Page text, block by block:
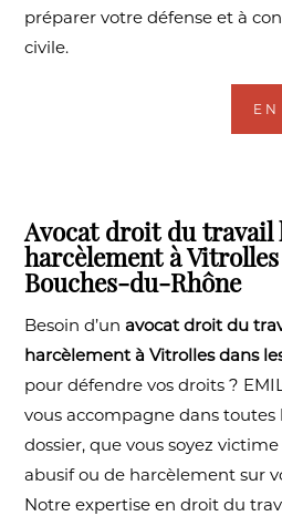
préparer votre défense et à
civile.
Avocat droit du travail
harcèlement à Vitrolles
Bouches-du-Rhône
Besoin d’unavocat droit du
harcèlement à Vitrolles dans
pour défendre vos droits ?
vous accompagne dans toutes
dossier, que vous soyez
abusif ou de harcèlement sur
Notre expertise en droit du